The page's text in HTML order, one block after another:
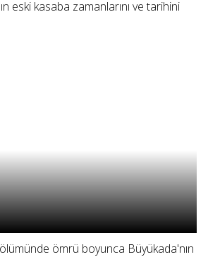
eski kasaba zamanlarını ve tarihini
ömrü boyunca Büyükada'nın